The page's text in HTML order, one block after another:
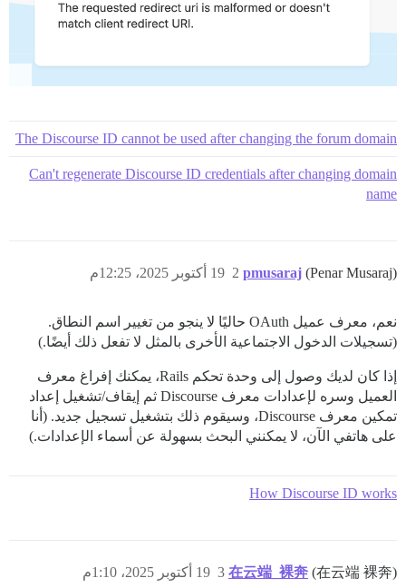
The Discourse ID cannot be used after changing the forum domain
Can't regenerate Discourse ID credentials after changing domain
name
pmusaraj (Penar Musaraj) 19 أكتوبر 2025، 12:25م 2
نعم، معرف عميل OAuth حاليًا لا ينجو من تغيير اسم النطاق.
(تسجيلات الدخول الاجتماعية الأخرى بالمثل لا تفعل ذلك أيضًا.)
إذا كان لديك وصول إلى وحدة تحكم Rails، يمكنك إفراغ معرف
العميل وسره لإعدادات معرف Discourse ثم إيقاف/تشغيل إعداد
تمكين معرف Discourse، وسيقوم ذلك بتشغيل تسجيل جديد. (أنا
على هاتفي الآن، لا يمكنني البحث بسهولة عن أسماء الإعدادات.)
How Discourse ID works
在云端_裸奔 (在云端 裸奔) 19 أكتوبر 2025، 1:10م 3